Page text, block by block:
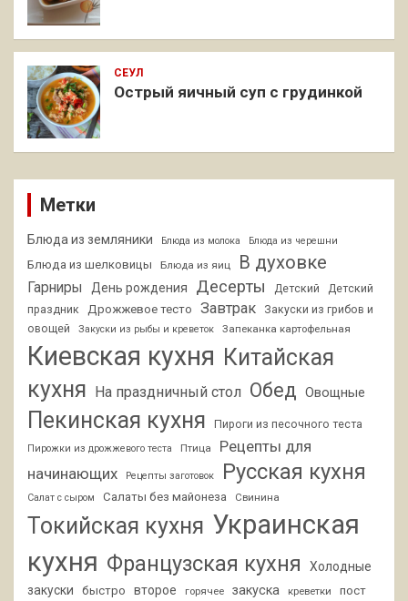
СЕУЛ
Острый яичный суп с грудинкой
Метки
Блюда из земляники Блюда из молока Блюда из черешни
Блюда из шелковицы Блюда из яиц В духовке
Гарниры День рождения Десерты Детский
Детский
праздник
Дрожжевое тесто Завтрак
Закуски из грибов и
овощей
Закуски из рыбы и креветок Запеканка картофельная
Киевская кухня Китайская
кухня На праздничный стол Обед Овощные
Пекинская кухня Пироги из песочного теста
Пирожки из дрожжевого теста Птица
Рецепты для
начинающих
Рецепты заготовок Русская кухня
Салат с сыром Салаты без майонеза Свинина
Токийская кухня Украинская
кухня Французская кухня
Холодные
закуски
быстро второе горячее закуска креветки пост